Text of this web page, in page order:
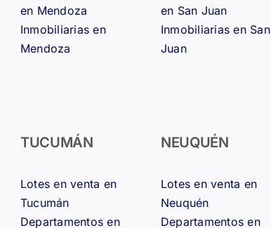
en Mendoza
Inmobiliarias en
Mendoza
en San Juan
Inmobiliarias en San
Juan
TUCUMÁN
Lotes en venta en
Tucumán
Departamentos en
NEUQUÉN
Lotes en venta en
Neuquén
Departamentos en